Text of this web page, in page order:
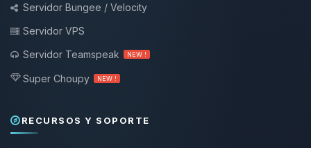
Servidor Bungee / Velocity
Servidor VPS
Servidor Teamspeak
NEW !
Super Choupy NEW !
RECURSOS Y SOPORTE